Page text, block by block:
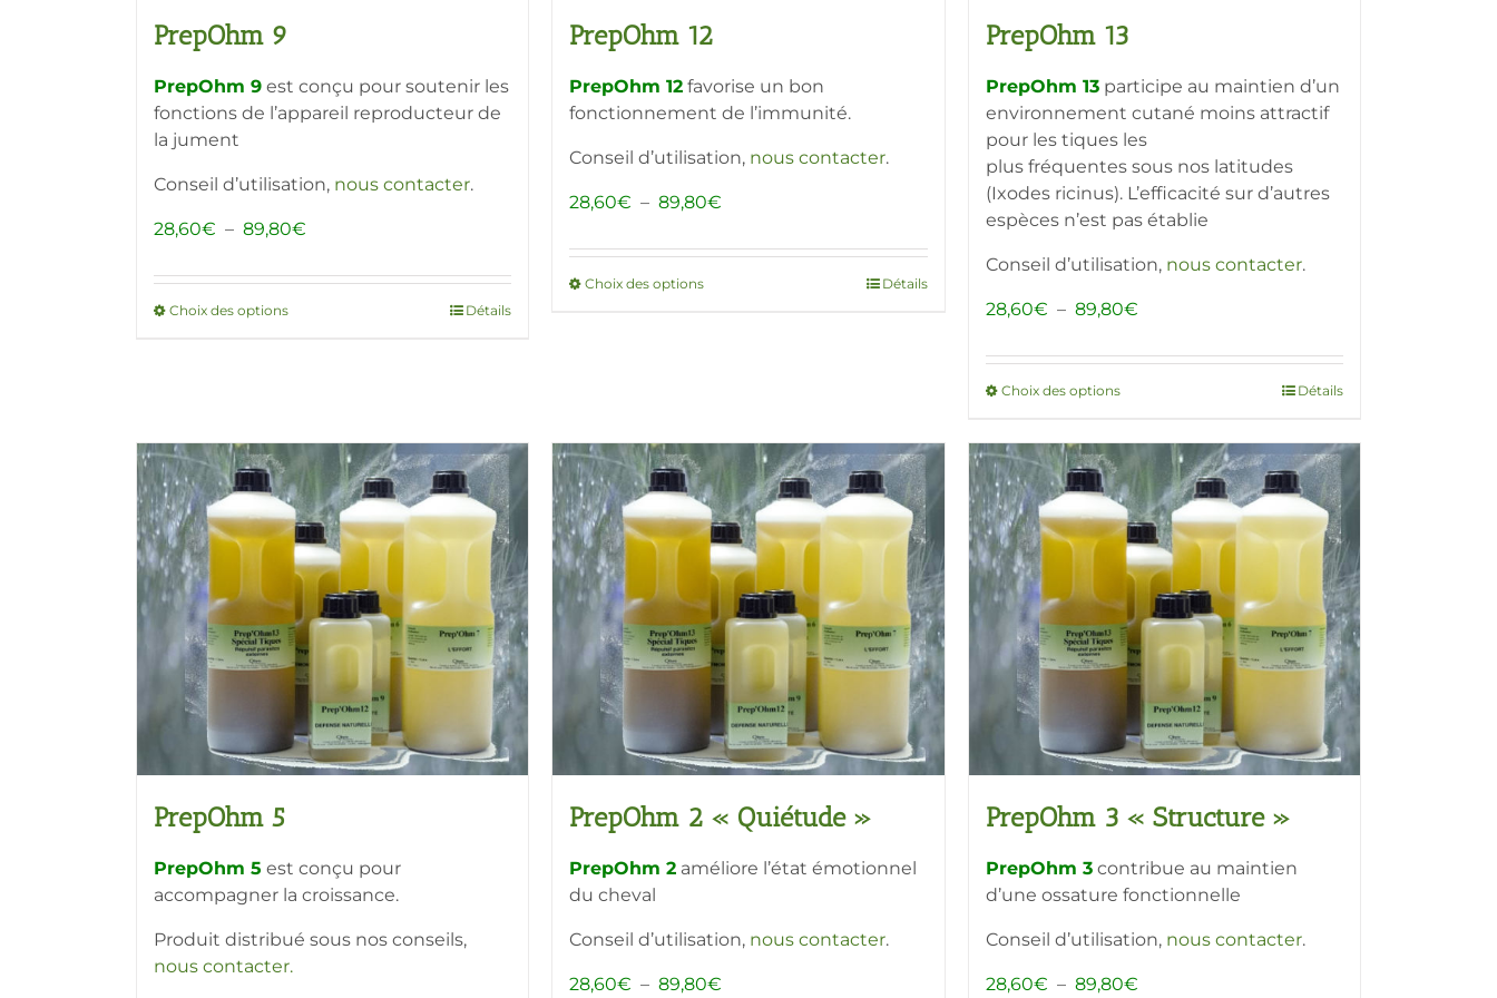
PrepOhm 9
PrepOhm 9 est conçu pour soutenir les
fonctions de l’appareil reproducteur de
la jument
Conseil d’utilisation, nous contacter.
28,60€ – 89,80€
prix :
Choix des optionsCe
Les
options
peuvent
être
choisies
sur
la
page
du
produit
Détails
PrepOhm 12
PrepOhm 12 favorise un bon
fonctionnement de l’immunité.
Conseil d’utilisation, nous contacter.
28,60€ – 89,80€
prix :
Choix des optionsCe
options
peuvent
être
choisies
sur
la
page
du
produit
Détails
PrepOhm 13
PrepOhm 13participe au maintien d’un
environnement cutané moins attractif
pour les tiques les
plus fréquentes sous nos latitudes
(Ixodes ricinus). L’efficacité sur d’autres
espèces n’est pas établie
Conseil d’utilisation, nous contacter.
28,60€ – 89,80€Plage
prix :
89,80€
Choix des optionsCe
a
plusieurs
variations.
Les
options
peuvent
être
choisies
sur
la
page
du
produit
Détails
PrepOhm 5
PrepOhm 5 est conçu pour
accompagner la croissance.
Produit distribué sous nos conseils,
nous contacter.
PrepOhm 2 « Quiétude »
PrepOhm 2 améliore l’état émotionnel
du cheval
Conseil d’utilisation, nous contacter.
28,60€ – 89,80€
PrepOhm 3 « Structure »
PrepOhm 3contribue au maintien
d’une ossature fonctionnelle
Conseil d’utilisation, nous contacter.
28,60€ – 89,80€Plage